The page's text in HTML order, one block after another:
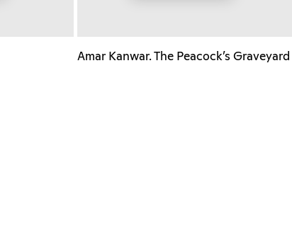
Amar Kanwar. The Peacock’s Graveyard